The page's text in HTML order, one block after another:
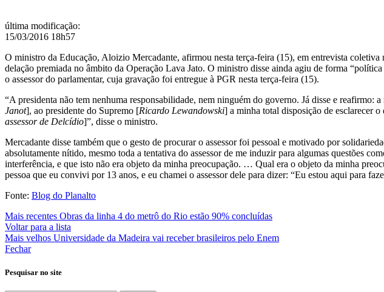
última modificação:
15/03/2016 18h57
O ministro da Educação, Aloizio Mercadante, afirmou nesta terça-feira (15), em entrevista
delação premiada no âmbito da Operação Lava Jato. O ministro disse ainda agiu de forma
o assessor do parlamentar, cuja gravação foi entregue à PGR nesta terça-feira (15).
“A presidenta não tem nenhuma responsabilidade, nem ninguém do governo. Já disse e
Janot], ao presidente do Supremo [Ricardo Lewandowski] a minha total disposição de esclarecer
assessor de Delcídio]”, disse o ministro.
Mercadante disse também que o gesto de procurar o assessor foi pessoal e motivado por
absolutamente nítido, mesmo toda a tentativa do assessor de me induzir para algumas questões
interferência, e que isto não era objeto da minha preocupação. … Qual era o objeto da minha
pessoa que eu convivi por 13 anos, e eu chamei o assessor dele para dizer: “Eu estou aqui para
Fonte: Blog do Planalto
Mais recentes Obras da linha 4 do metrô do Rio estão 90% concluídas
Voltar para a lista
Mais velhos Universidade da Madeira vai receber brasileiros pelo Enem
Fechar
Pesquisar no site